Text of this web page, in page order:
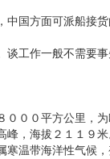
方面可派船接
作一般不需要
０平方公里，
，海拔２１１９
温带海洋性气候